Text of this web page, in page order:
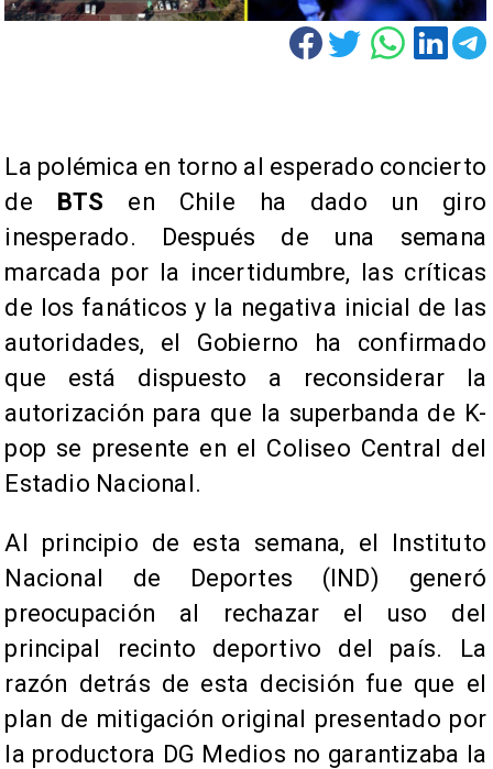
La polémica en torno al esperado concierto
de BTS en Chile ha dado un giro
inesperado. Después de una semana
marcada por la incertidumbre, las críticas
de los fanáticos y la negativa inicial de las
autoridades, el Gobierno ha confirmado
que está dispuesto a reconsiderar la
autorización para que la superbanda de K-
pop se presente en el Coliseo Central del
Estadio Nacional.
Al principio de esta semana, el Instituto
Nacional de Deportes (IND) generó
preocupación al rechazar el uso del
principal recinto deportivo del país. La
razón detrás de esta decisión fue que el
plan de mitigación original presentado por
la productora DG Medios no garantizaba la